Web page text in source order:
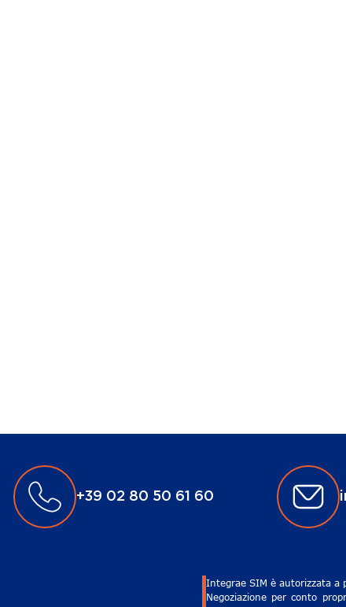
+39 02 80 50 61 60
Integrae SIM è autorizzata a
Negoziazione per conto